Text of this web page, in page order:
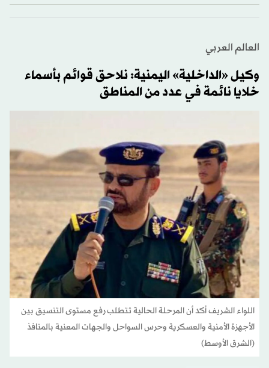
العالم العربي
وكيل «الداخلية» اليمنية: نلاحق قوائم بأسماء
خلايا نائمة في عدد من المناطق
اللواء الشريف أكد أن المرحلة الحالية تتطلب رفع مستوى التنسيق بين
الأجهزة الأمنية والعسكرية وحرس السواحل والجهات المعنية بالمنافذ
(الشرق الأوسط)